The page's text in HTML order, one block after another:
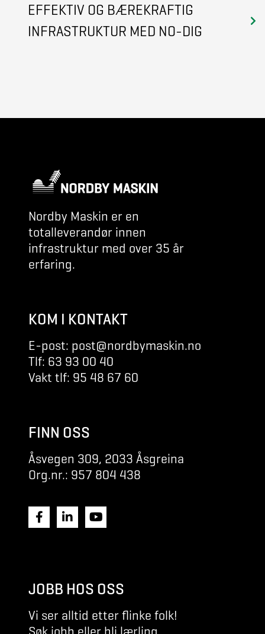
EFFEKTIV OG BÆREKRAFTIG
INFRASTRUKTUR MED NO-DIG
Nordby Maskin er en
totalleverandør innen
infrastruktur med over 35 år
erfaring.
KOM I KONTAKT
E-post: post@nordbymaskin.no
Tlf: 63 93 00 40
Vakt tlf: 95 48 67 60
FINN OSS
Åsvegen 309, 2033 Åsgreina
Org.nr.: 957 804 438
JOBB HOS OSS
Vi ser alltid etter flinke folk!